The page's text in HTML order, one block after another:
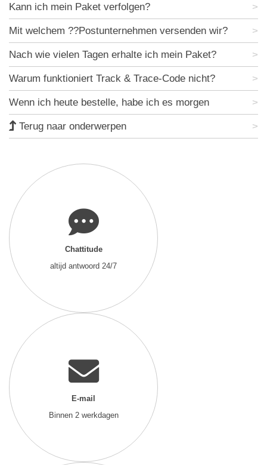
Kann ich mein Paket verfolgen?
Mit welchem ??Postunternehmen versenden wir?
Nach wie vielen Tagen erhalte ich mein Paket?
Warum funktioniert Track & Trace-Code nicht?
Wenn ich heute bestelle, habe ich es morgen
Terug naar onderwerpen
Chattitude
altijd antwoord 24/7
E-mail
Binnen 2 werkdagen